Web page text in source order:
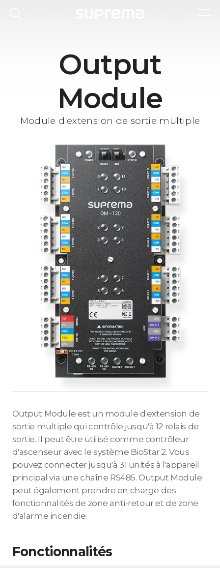
Output
Module
Module d'extension de sortie multiple
Output Module est un module d'extension de
sortie multiple qui contrôle jusqu'à 12 relais de
sortie. Il peut être utilisé comme contrôleur
d'ascenseur avec le système BioStar 2. Vous
pouvez connecter jusqu'à 31 unités à l'appareil
principal via une chaîne RS485. Output Module
peut également prendre en charge des
fonctionnalités de zone anti-retour et de zone
d'alarme incendie.
Fonctionnalités